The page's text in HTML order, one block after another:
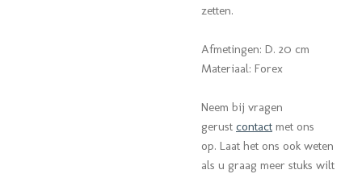
zetten.
Afmetingen: D. 20 cm
Materiaal: Forex
Neem bij vragen
gerust contact met ons
op. Laat het ons ook weten
als u graag meer stuks wilt